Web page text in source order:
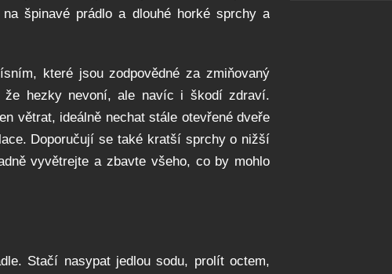
špinavé prádlo a dlouhé horké sprchy a
které jsou zodpovědné za zmiňovaný
hezky nevoní, ale navíc i škodí zdraví.
větrat, ideálně nechat stále otevřené dveře
Doporučují se také kratší sprchy o nižší
vyvětrejte a zbavte všeho, co by mohlo
Stačí nasypat jedlou sodu, prolít octem,